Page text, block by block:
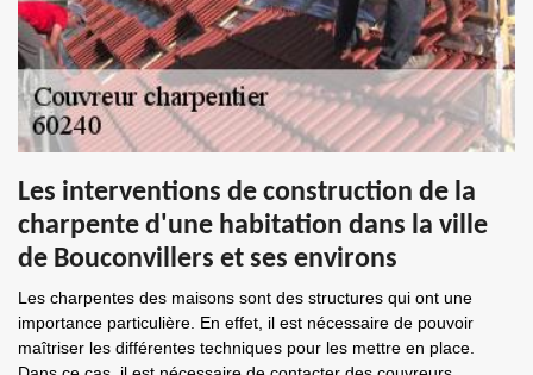
Les interventions de construction de la
charpente d'une habitation dans la ville
de Bouconvillers et ses environs
Les charpentes des maisons sont des structures qui ont une
importance particulière. En effet, il est nécessaire de pouvoir
maîtriser les différentes techniques pour les mettre en place.